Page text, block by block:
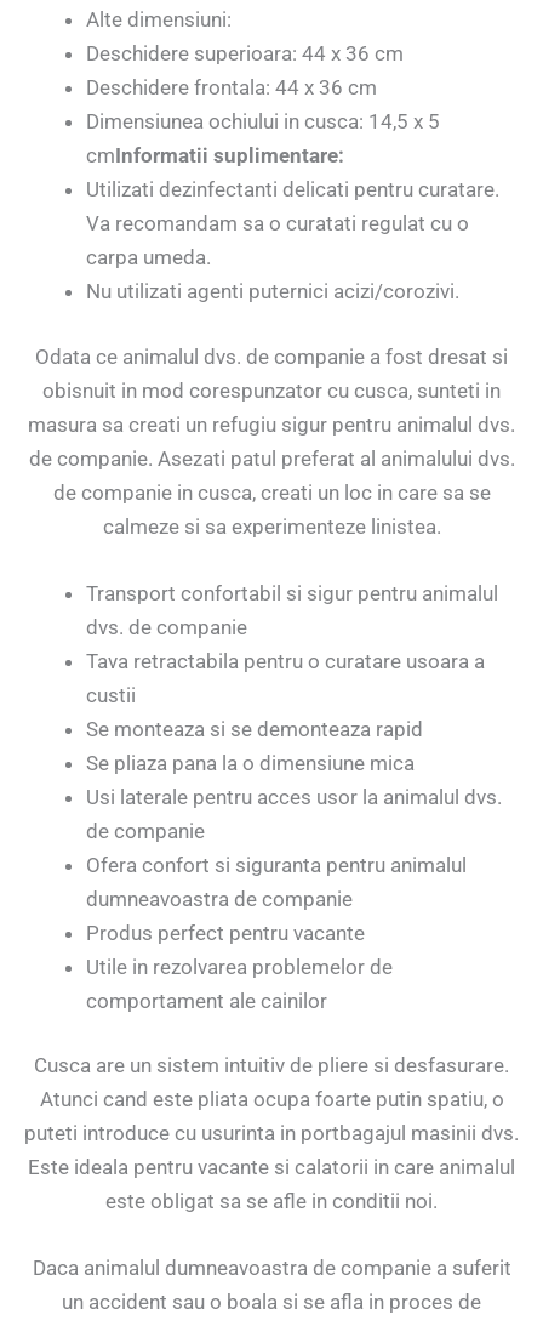
Alte dimensiuni:
Deschidere superioara: 44 x 36 cm
Deschidere frontala: 44 x 36 cm
Dimensiunea ochiului in cusca: 14,5 x 5
cmInformatii suplimentare:
Utilizati dezinfectanti delicati pentru curatare.
Va recomandam sa o curatati regulat cu o
carpa umeda.
Nu utilizati agenti puternici acizi/corozivi.
Odata ce animalul dvs. de companie a fost dresat si
obisnuit in mod corespunzator cu cusca, sunteti in
masura sa creati un refugiu sigur pentru animalul dvs.
de companie. Asezati patul preferat al animalului dvs.
de companie in cusca, creati un loc in care sa se
calmeze si sa experimenteze linistea.
Transport confortabil si sigur pentru animalul
dvs. de companie
Tava retractabila pentru o curatare usoara a
custii
Se monteaza si se demonteaza rapid
Se pliaza pana la o dimensiune mica
Usi laterale pentru acces usor la animalul dvs.
de companie
Ofera confort si siguranta pentru animalul
dumneavoastra de companie
Produs perfect pentru vacante
Utile in rezolvarea problemelor de
comportament ale cainilor
Cusca are un sistem intuitiv de pliere si desfasurare.
Atunci cand este pliata ocupa foarte putin spatiu, o
puteti introduce cu usurinta in portbagajul masinii dvs.
Este ideala pentru vacante si calatorii in care animalul
este obligat sa se afle in conditii noi.
Daca animalul dumneavoastra de companie a suferit
un accident sau o boala si se afla in proces de